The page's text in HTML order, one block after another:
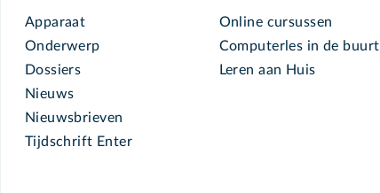
Apparaat
Onderwerp
Dossiers
Nieuws
Nieuwsbrieven
Tijdschrift Enter
Online cursussen
Computerles in de buurt
Leren aan Huis